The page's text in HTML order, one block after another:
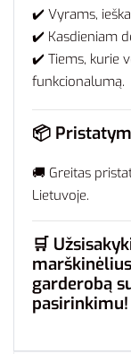
✔️ Vyrams,
✔️ Kasdieniam
✔️ Tiems, kurie
funkcionalumą.
📦
🚚 Greitas
Lietuvoje.
🛒
garderobą
pasirinkimu!